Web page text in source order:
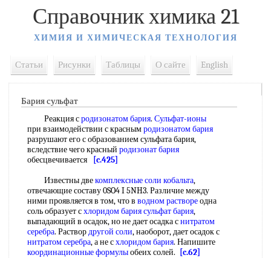
Справочник химика 21
ХИМИЯ И ХИМИЧЕСКАЯ ТЕХНОЛОГИЯ
Статьи Рисунки Таблицы О сайте English
Бария сульфат
Реакция сродизонатом бария. Сульфат-ионы
при взаимодействии с краснымродизонатом бария
разрушают его с образованием сульфата бария,
вследствие чего красный родизонат бария
обесцвечивается
[c.425]
Известны двекомплексные соли кобальта,
отвечающие составу 0SO4 I 5NH3. Различие между
ними проявляется в том, что в водном раствореодна
соль образует схлоридом бария сульфат бария,
выпадающий в осадок, но не дает осадка снитратом
серебра. Раствордругой соли, наоборот, дает осадок с
нитратом серебра, а не схлоридом бария. Напишите
координационные формулыобеих солей. [c.62]